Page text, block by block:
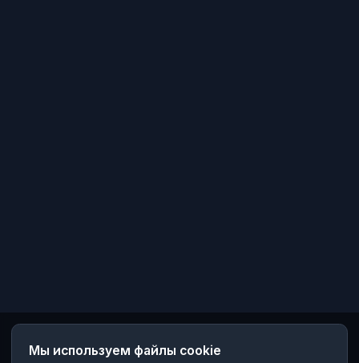
Мы используем файлы cookie